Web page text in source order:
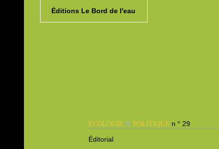
Éditions Le Bord de l'eau
ÉCOLOGIE& POLITIQUE n ° 29
Éditorial